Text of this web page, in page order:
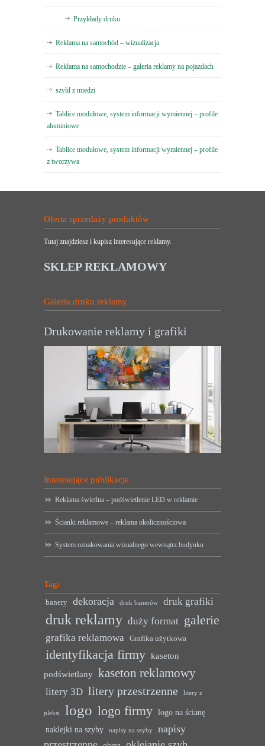
Przykłady druku
Reklama na samochód – wizualizacja
Reklama na samochodzie – galeria reklamy na pojazdach
szyld z miedzi
Tablice modułowe, system informacji wymiennej – profile
aluminiowe
Tablice modułowe, system informacji wymiennej – profile
z tworzywa
Oferta sprzedaży produktów
Tutaj znajdziesz i kupisz interesujące reklamy.
SKLEP REKLAMOWY
Galeria druku reklamy
Drukowanie reklamy i grafiki
Interesujące publikacje
Reklama świetlna – podświetlenie LED w reklamie
Ścianki reklamowe – reklama okolicznościowa
System oznakowania wizualnego wewnątrz budynku
Tagi
banery dekoracja druk banerów druk grafiki
druk reklamy duży format galerie
grafika reklamowa Grafika użytkowa
identyfikacja firmy kaseton
podświetlany kaseton reklamowy
litery 3D litery przestrzenne litery z
pleksi logo logo firmy logo na ścianę
naklejki na szyby
napisy na szyby
napisy